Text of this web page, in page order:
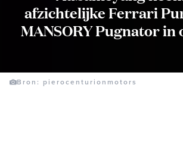
afzichtelijke Ferrari
MANSORY Pugnator in
Bron: pierocenturionmotors